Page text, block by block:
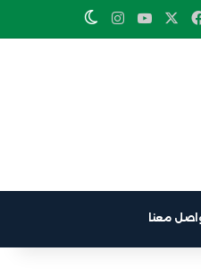
Facebook
YouTube
Instagram
Switch skin
معنا